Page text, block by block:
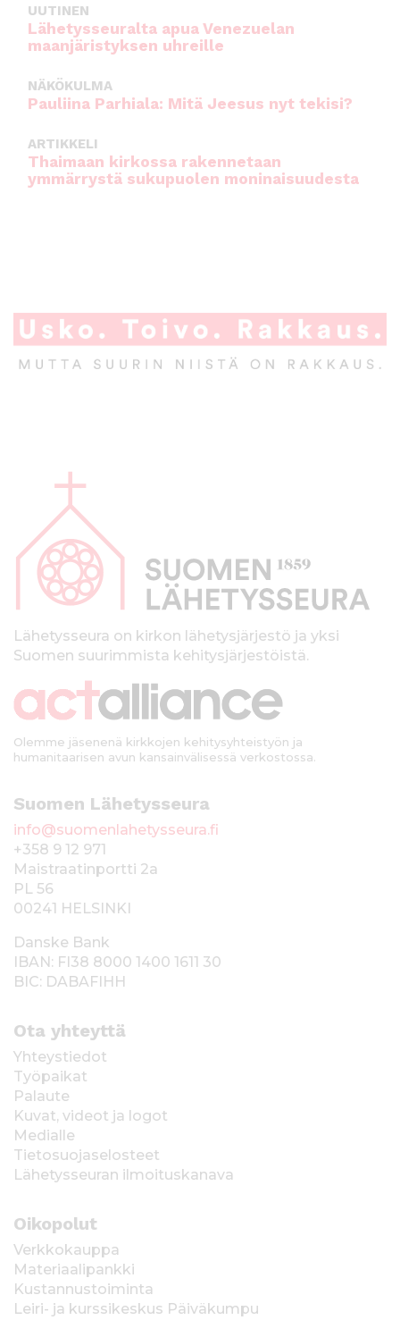
UUTINEN
Lähetysseuralta apua Venezuelan
maanjäristyksen uhreille
NÄKÖKULMA
Pauliina Parhiala: Mitä Jeesus nyt tekisi?
ARTIKKELI
Thaimaan kirkossa rakennetaan
ymmärrystä sukupuolen moninaisuudesta
p
kLähetysseura on kirkon lähetysjärjestö ja yksi
Suomen suurimmista kehitysjärjestöistä.
Olemme jäsenenä kirkkojen kehitysyhteistyön ja
humanitaarisen avun kansainvälisessä verkostossa.
Suomen Lähetysseura
info@suomenlahetysseura.fi
+358 9 12 971
Maistraatinportti 2a
PL 56
00241 HELSINKI
Danske Bank
IBAN: FI38 8000 1400 1611 30
BIC: DABAFIHH
Ota yhteyttä
Yhteystiedot
Työpaikat
Palaute
Kuvat, videot ja logot
Medialle
Tietosuojaselosteet
Lähetysseuran ilmoituskanava
Oikopolut
Verkkokauppa
Materiaalipankki
Kustannustoiminta
Leiri- ja kurssikeskus Päiväkumpu